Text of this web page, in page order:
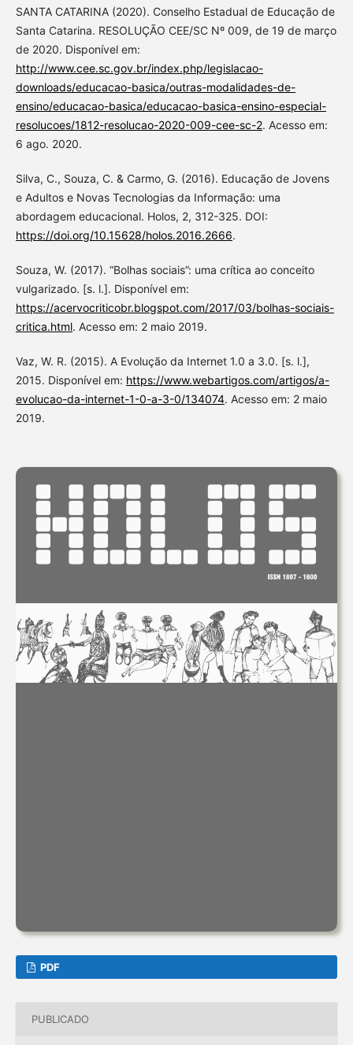
SANTA CATARINA (2020). Conselho Estadual de Educação de
Santa Catarina. RESOLUÇÃO CEE/SC Nº 009, de 19 de março
de 2020. Disponível em:
http://www.cee.sc.gov.br/index.php/legislacao-
downloads/educacao-basica/outras-modalidades-de-
ensino/educacao-basica/educacao-basica-ensino-especial-
resolucoes/1812-resolucao-2020-009-cee-sc-2. Acesso em:
6 ago. 2020.
Silva, C., Souza, C. & Carmo, G. (2016). Educação de Jovens
e Adultos e Novas Tecnologias da Informação: uma
abordagem educacional. Holos, 2, 312-325. DOI:
https://doi.org/10.15628/holos.2016.2666.
Souza, W. (2017). “Bolhas sociais”: uma crítica ao conceito
vulgarizado. [s. l.]. Disponível em:
https://acervocriticobr.blogspot.com/2017/03/bolhas-sociais-
critica.html. Acesso em: 2 maio 2019.
Vaz, W. R. (2015). A Evolução da Internet 1.0 a 3.0. [s. l.],
2015. Disponível em: https://www.webartigos.com/artigos/a-
evolucao-da-internet-1-0-a-3-0/134074. Acesso em: 2 maio
2019.
PDF
PUBLICADO